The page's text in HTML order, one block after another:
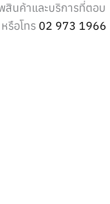
นค้าและบริการที่ตอบ
หรือโทร 02 973 1966